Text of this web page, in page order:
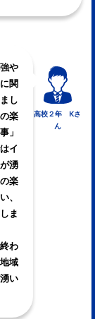
や
関
し
楽
」
イ
湧
楽
、
ま
わ
域
い
高校２年 Kさ
ん